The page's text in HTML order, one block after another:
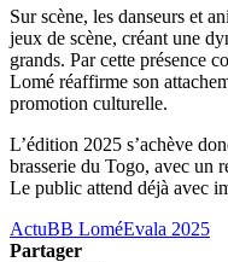
Sur scène, les danseurs et
jeux de scène, créant une
grands. Par cette présence
Lomé réaffirme son
promotion culturelle.
L’édition 2025 s’achève
brasserie du Togo, avec un
Le public attend déjà avec
ActuBB LoméEvala 2025
Partager